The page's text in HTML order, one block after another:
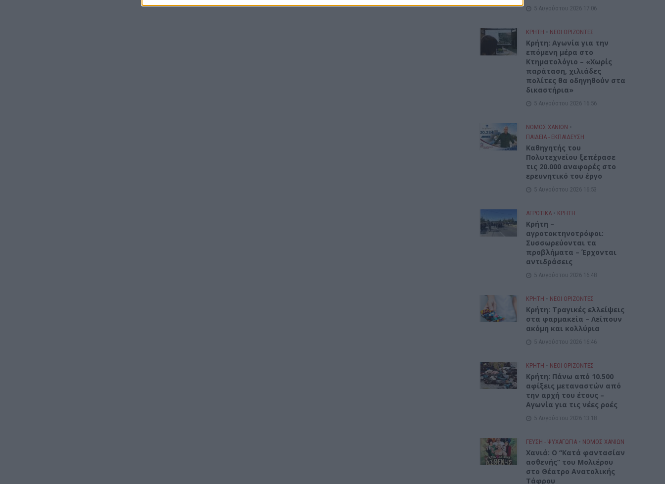
5 Αυγούστου 2026 17:06
ΚΡΗΤΗ • ΝΕΟΙ ΟΡΙΖΟΝΤΕΣ
Kρήτη: Αγωνία για την
επόμενη μέρα στο
Κτηματολόγιο – «Χωρίς
παράταση, χιλιάδες
πολίτες θα οδηγηθούν στα
δικαστήρια»
5 Αυγούστου 2026 16:56
ΝΟΜΌΣ ΧΑΝΊΩΝ •
ΠΑΙΔΕΙΑ - ΕΚΠΑΙΔΕΥΣΗ
Καθηγητής του
Πολυτεχνείου ξεπέρασε
τις 20.000 αναφορές στο
ερευνητικό του έργο
5 Αυγούστου 2026 16:53
ΑΓΡΟΤΙΚΑ • ΚΡΗΤΗ
Κρήτη –
αγροτοκτηνοτρόφοι:
Συσσωρεύονται τα
προβλήματα – Έρχονται
αντιδράσεις
5 Αυγούστου 2026 16:48
ΚΡΗΤΗ • ΝΕΟΙ ΟΡΙΖΟΝΤΕΣ
Κρήτη: Τραγικές ελλείψεις
στα φαρμακεία – Λείπουν
ακόμη και κολλύρια
5 Αυγούστου 2026 16:46
ΚΡΗΤΗ • ΝΕΟΙ ΟΡΙΖΟΝΤΕΣ
Κρήτη: Πάνω από 10.500
αφίξεις μεταναστών από
την αρχή του έτους –
Αγωνία για τις νέες ροές
5 Αυγούστου 2026 13:18
ΓΕΎΣΗ - ΨΥΧΑΓΩΓΊΑ • ΝΟΜΌΣ ΧΑΝΊΩΝ
Χανιά: Ο “Κατά φαντασίαν
ασθενής” του Μολιέρου
στο Θέατρο Ανατολικής
Τάφρου